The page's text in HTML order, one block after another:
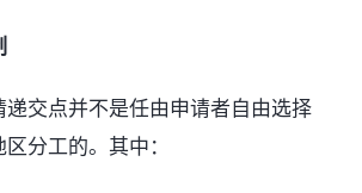
交点并不是任由申请者自由选择
分工的。其中：